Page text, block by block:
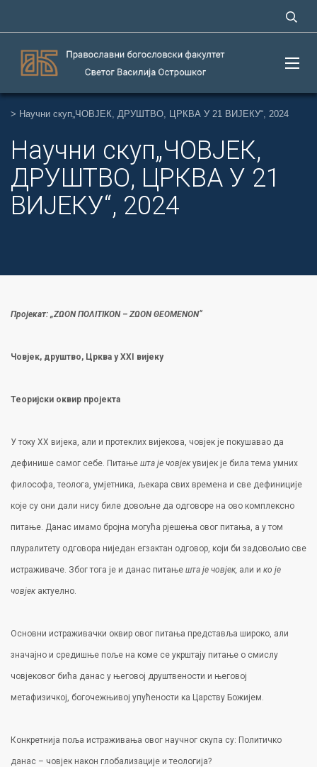
> Научни скуп„ЧОВЈЕК, ДРУШТВО, ЦРКВА У 21 ВИЈЕКУ“, 2024
Научни скуп„ЧОВЈЕК,
ДРУШТВО, ЦРКВА У 21
ВИЈЕКУ“, 2024
Пројекат: „ΖΩΟΝ ΠΟΛΙΤΙΚΟΝ – ΖΩΟΝ ΘΕΟΜΕΝΟΝ“
Човјек, друштво, Црква уXXI вијеку
Теоријски оквир пројекта
У току XX вијека, али и протеклих вијекова, човјек је покушавао да
дефинише самог себе. Питање шта је човјекувијек је била тема умних
философа, теолога, умјетника, љекара свих времена и све дефиниције
које су они дали нису биле довољне да одговоре на ово комплексно
питање. Данас имамо бројна могућа рјешења овог питања, а у том
плуралитету одговора ниједан егзактан одговор, који би задовољио све
истраживаче. Због тога је и данас питање шта је човјек, али и ко је
човјек актуелно.
Основни истраживачки оквир овог питања представља широко, али
значајно и средишње поље на коме се укрштају питање о смислу
човјековог бића данас у његовој друштвености и његовој
метафизичкој, богочежњивој упућености ка Царству Божијем.
Конкретнија поља истраживања овог научног скупа су: Политичко
данас – човјек након глобализације и теологија?